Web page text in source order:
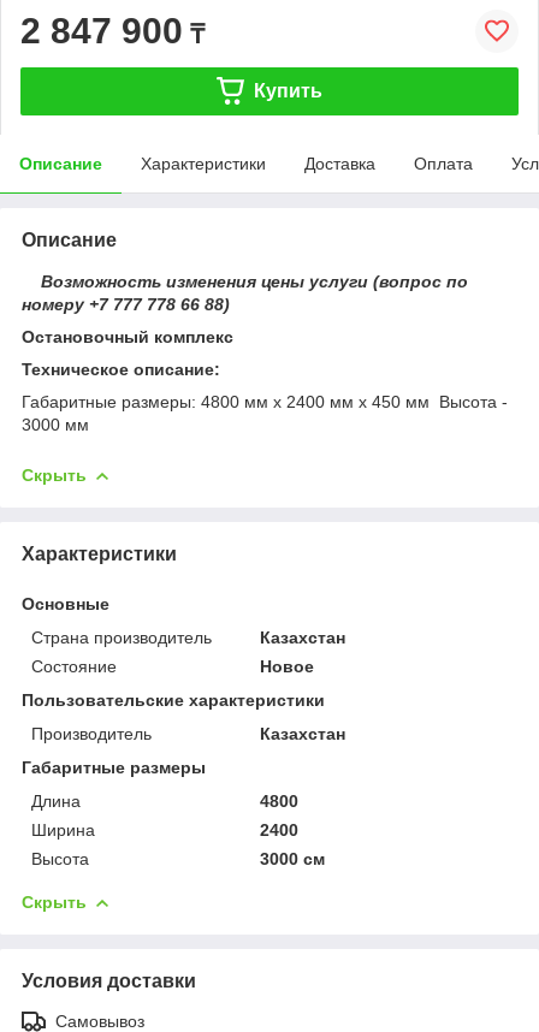
2 847 900 ₸
Купить
Описание Характеристики Доставка Оплата
Описание
Возможность изменения цены услуги (вопрос по
номеру +7 777 778 66 88)
Остановочный комплекс
Техническое описание:
Габаритные размеры: 4800 мм х 2400 мм х 450 мм Высота -
3000 мм
Скрыть
Характеристики
Основные
Страна производитель
Казахстан
Состояние
Новое
Пользовательские характеристики
Производитель
Казахстан
Габаритные размеры
Длина
4800
Ширина
2400
Высота
3000 см
Скрыть
Условия доставки
Самовывоз